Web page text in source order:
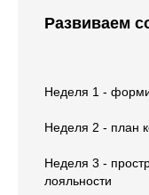
Развиваем
Неделя 1 -
Неделя 2 - план
Неделя 3 -
лояльности